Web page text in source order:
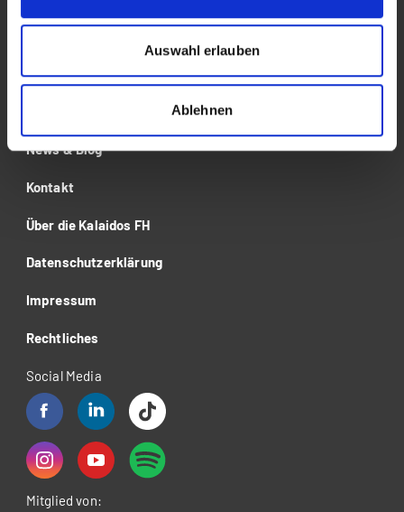
Auswahl erlauben
Ablehnen
Forschung
News & Blog
Kontakt
Über die Kalaidos FH
Datenschutzerklärung
Impressum
Rechtliches
Social Media
Mitglied von: